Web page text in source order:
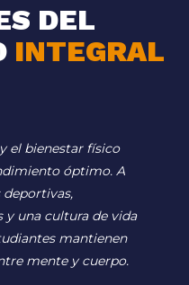
DEL
INTEGRAL
el bienestar físico
óptimo. A
deportivas,
y una cultura de vida
mantienen
mente y cuerpo.